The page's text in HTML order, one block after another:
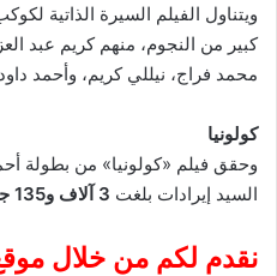
ويتناول الفيلم السيرة الذاتية
كبير من النجوم، منهم كريم عبد
محمد فراج، نيللي كريم، وأحمد
كولونيا
وحقق فيلم «كولونيا» من بطولة
السيد إيرادات بلغت 3 آلاف و135 جنيهًا
نقدم لكم من خلال